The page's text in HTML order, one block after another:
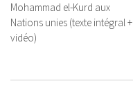
Mohammad el-Kurd aux
Nations unies (texte intégral +
vidéo)